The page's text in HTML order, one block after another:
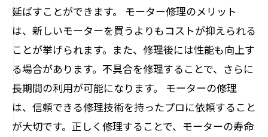
延ばすことができます。 モーター修理のメリット
は、新しいモーターを買うよりもコストが抑えられる
ことが挙げられます。また、修理後には性能も向上す
る場合があります。不具合を修理することで、さらに
長期間の利用が可能になります。 モーターの修理
は、信頼できる修理技術を持ったプロに依頼すること
が大切です。正しく修理することで、モーターの寿命